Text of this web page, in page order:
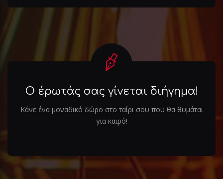
Ο έρωτάς σας γίνεται διήγημα!
Κάνε ένα μοναδικό δώρο στο ταίρι σου που θα θυμάται
για καιρό!